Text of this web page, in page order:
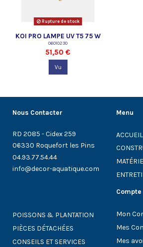
Rupture de stock
KOI PRO LAMPE UV T5 75 W
06010230
51,50 €
Vu
Nous Contacter
RD 2085 - Cidex 259
06330 Roquefort les Pins
04.93.77.54.44
info@decor-aquatique.com
Menu
ACCUEIL
POISSONS & PLANTATION
PIÈCES DÉTACHÉES
CONSEILS ET SERVICES
Compte
Mon
Mes
Mes